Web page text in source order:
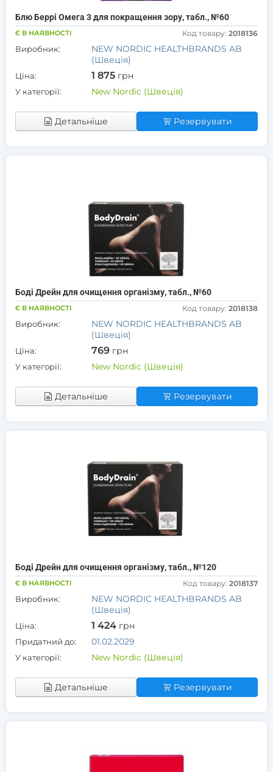
Блю Беррі Омега 3 для покращення зору, табл., №60
Є В НАЯВНОСТІ Код товару: 2018136
Виробник:
NEW NORDIC HEALTHBRANDS AB
(Швеція)
Ціна: 1 875 грн
У категорії: New Nordic (Швеція)
Детальніше Резервувати
Боді Дрейн для очищення організму, табл., №60
Є В НАЯВНОСТІ Код товару: 2018138
Виробник:
NEW NORDIC HEALTHBRANDS AB
(Швеція)
Ціна: 769 грн
У категорії: New Nordic (Швеція)
Детальніше Резервувати
Боді Дрейн для очищення організму, табл., №120
Є В НАЯВНОСТІ Код товару: 2018137
Виробник:
NEW NORDIC HEALTHBRANDS AB
(Швеція)
Ціна: 1 424 грн
Придатний до: 01.02.2029
У категорії: New Nordic (Швеція)
Детальніше Резервувати